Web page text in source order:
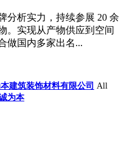
分析实力，持续参展 20 余
。实现从产物供应到空间
做国内多家出名...
建筑装饰材料有限公司 All
为本